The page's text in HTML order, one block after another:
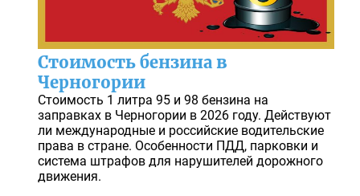
Стоимость бензина в
Черногории
Стоимость 1 литра 95 и 98 бензина на
заправках в Черногории в 2026 году. Действуют
ли международные и российские водительские
права в стране. Особенности ПДД, парковки и
система штрафов для нарушителей дорожного
движения.